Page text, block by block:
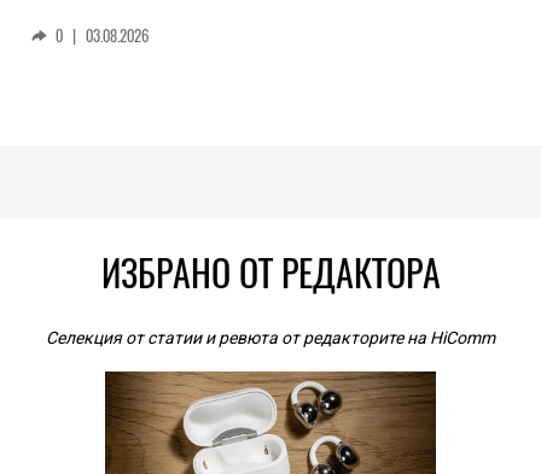
0 | 03.08.2026
ИЗБРАНО ОТ РЕДАКТОРА
Селекция от статии и ревюта от редакторите на HiComm